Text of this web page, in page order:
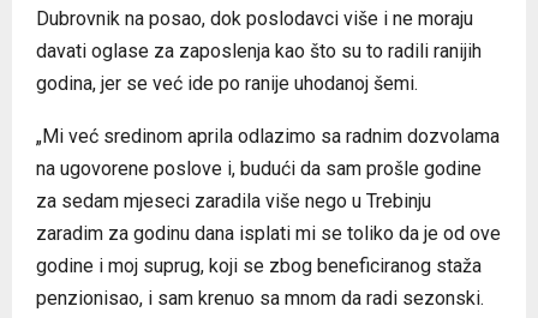
Dubrovnik na posao, dok poslodavci više i ne moraju
davati oglase za zaposlenja kao što su to radili ranijih
godina, jer se već ide po ranije uhodanoj šemi.
„Mi već sredinom aprila odlazimo sa radnim dozvolama
na ugovorene poslove i, budući da sam prošle godine
za sedam mjeseci zaradila više nego u Trebinju
zaradim za godinu dana isplati mi se toliko da je od ove
godine i moj suprug, koji se zbog beneficiranog staža
penzionisao, i sam krenuo sa mnom da radi sezonski.